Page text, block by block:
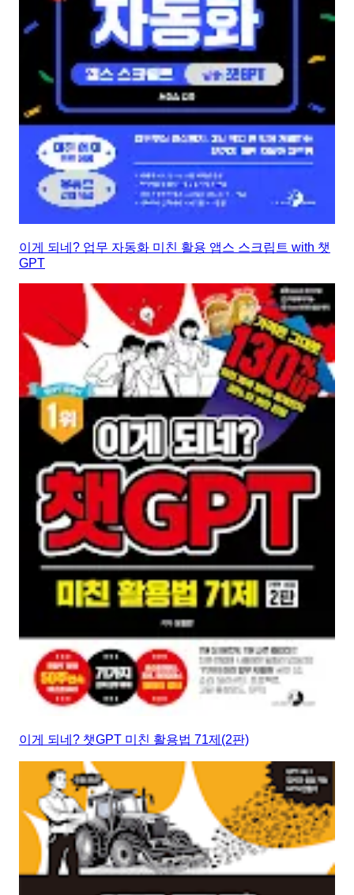
이게 되네? 업무 자동화 미친 활용 앱스 스크립트 with 챗
GPT
이게 되네? 챗GPT 미친 활용법 71제(2판)